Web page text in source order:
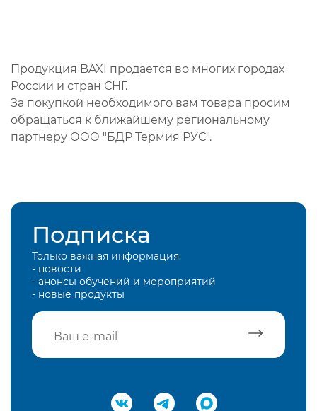
Продукция BAXI продается во многих городах
России и стран СНГ.
За покупкой необходимого вам товара просим
обращаться к ближайшему региональному
партнеру ООО "БДР Термия РУС".
Подписка
Только важная информация:
- новости
- анонсы обучений и мероприятий
- новые продукты